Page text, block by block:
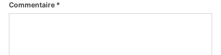
Commentaire *